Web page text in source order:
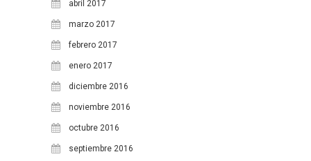
abril 2017
marzo 2017
febrero 2017
enero 2017
diciembre 2016
noviembre 2016
octubre 2016
septiembre 2016